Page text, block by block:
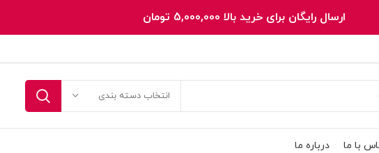
انتخاب دسته بندی
با ما درباره ما
ارسال رایگان برای خرید بالا 5,000,000 تومان